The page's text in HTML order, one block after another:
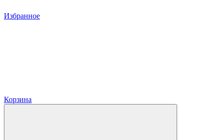
Избранное
Корзина